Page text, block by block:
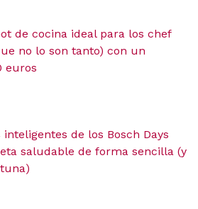
de cocina ideal para los chef
no lo son tanto) con un
euros
de los Bosch Days
saludable de forma sencilla (y